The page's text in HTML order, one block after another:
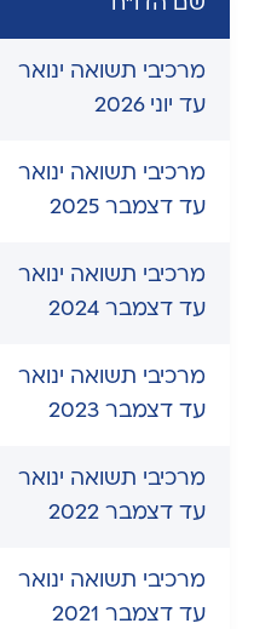
מרכיבי תשואה ינואר
עד יוני 2026
מרכיבי תשואה ינואר
עד דצמבר 2025
מרכיבי תשואה ינואר
עד דצמבר 2024
מרכיבי תשואה ינואר
עד דצמבר 2023
מרכיבי תשואה ינואר
עד דצמבר 2022
מרכיבי תשואה ינואר
עד דצמבר 2021